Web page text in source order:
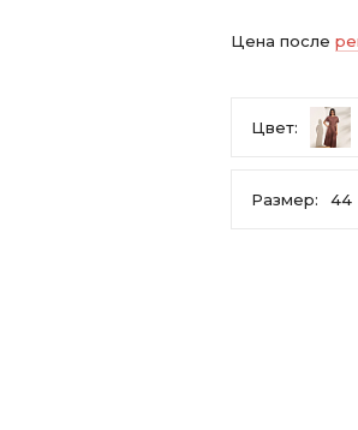
Цена после
Цвет:
Размер: 44